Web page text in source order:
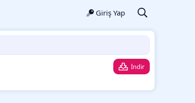
Giriş Yap
İndir